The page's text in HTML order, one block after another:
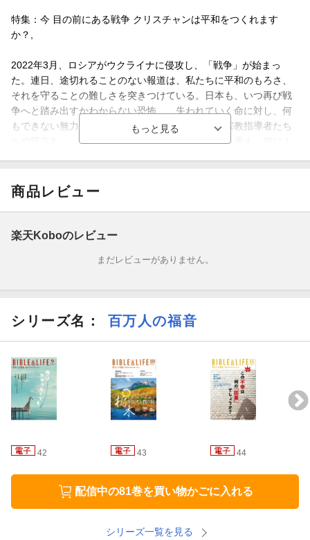
特集：今 目の前にある戦争 クリスチャンは平和をつくれます
か？,
2022年3月、ロシアがウクライナに侵攻し、「戦争」が始まっ
た。連日、途切れることのない報道は、私たちに平和のもろさ、
それを守ることの難しさを突きつけている。日本も、いつ再び戦
争へと踏み出すかわからない恐怖…、失われていく命に対し、何
もできない無力感…、国の始めた戦争を支持する宗教指導者たち
への苛立ち…。この現実を前に、私たちは何をどう考え、何によ
なのかを共に考えたい。
など盛りだくさんです。
その他、永田信昭さん＆しろつあすかさんの「聖書とほほ人物
「ぼくを忘れていくきみと」、堀川寛さんの方言聖句広島篇、大
まざまな立場の方々の証しなど、聖書を生活の中で生かしている
方々の姿を掲載しています。
バックナンバーの一部（2018年４月号〜2020年１月号）は、電子
版特価で発売中！
※この商品は固定レイアウトで作成されてお
り、タブレットなど大きいディスプレイを備えた端末で読むこと
に適しています。また、文字列のハイライトや検索、辞書の参
商品レビュー
楽天Koboのレビュー
まだレビューがありません。
シリーズ名： 百万人の福音
42 43 44
配信中の81巻を買い物かごに入れる
シリーズ一覧を見る